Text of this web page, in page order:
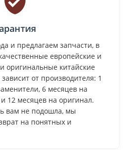
и предлагаем запчасти, в
европейские и
оригинальные китайские
от производителя: 1
6 месяцев на
12 месяцев на оригинал.
вам не подошла, мы
на понятных и